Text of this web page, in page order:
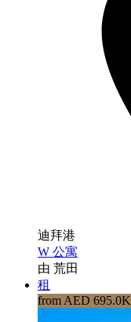
迪拜港
W 公寓
由 荒田
租
from AED 695.0K